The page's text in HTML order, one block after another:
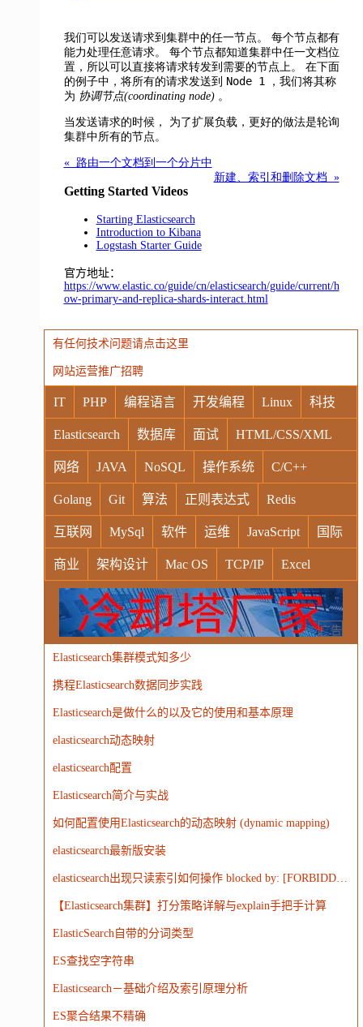
我们可以发送请求到集群中的任一节点。
每个节点都有
能力处理任意请求。 每个节点都知道集群中任一文档位
置，所以可以直接将请求转发到需要的节点上。 在下面
的例子中，将所有的请求发送到 Node 1 ，我们将其称
为 协调节点(coordinating node)。
当发送请求的时候， 为了扩展负载，更好的做法是轮询
集群中所有的节点。
« 路由一个文档到一个分片中
新建、索引和删除文档 »
Getting Started Videos
Starting Elasticsearch
Introduction to Kibana
Logstash Starter Guide
官方地址：
https://www.elastic.co/guide/cn/elasticsearch/guide/current/h
ow-primary-and-replica-shards-interact.html
有任何技术问题请点击这里
网站运营推广招聘
IT PHP 编程语言 开发编程 Linux 科技
Elasticsearch 数据库 面试 HTML/CSS/XML
网络 JAVA NoSQL 操作系统 C/C++
Golang Git 算法 正则表达式 Redis
互联网 MySql 软件 运维 JavaScript 国际
商业 架构设计 Mac OS TCP/IP Excel
Windows Oracle Socket VR Vim
MongoDB 运营 Python MemCache 硬件
电子 娱乐 设计 摄影
WordPress HTTP 团建
广告
Elasticsearch集群模式知多少
携程Elasticsearch数据同步实践
Elasticsearch是做什么的以及它的使用和基本原理
elasticsearch动态映射
elasticsearch配置
Elasticsearch简介与实战
如何配置使用Elasticsearch的动态映射 (dynamic mapping)
elasticsearch最新版安装
elasticsearch出现只读索引如何操作 blocked by: [FORBIDDEN/12/index read-only / allow delete (api)];')
【Elasticsearch集群】打分策略详解与explain手把手计算
ElasticSearch自带的分词类型
ES查找空字符串
Elasticsearch－基础介绍及索引原理分析
ES聚合结果不精确